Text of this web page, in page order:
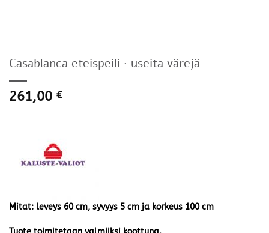
Casablanca eteispeili · useita värejä
261,00 €
Mitat: leveys 60 cm, syvyys 5 cm ja korkeus 100 cm